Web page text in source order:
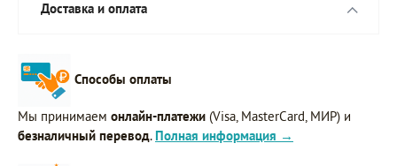
Доставка и оплата
Способы оплаты
Мы принимаем онлайн-платежи (Visa, MasterCard, МИР) и
безналичный перевод. Полная информация →